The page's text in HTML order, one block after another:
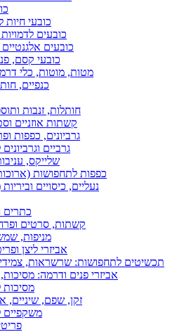
כובעי
כובעים
כובעים
כובעי קסם,
מטות, מוטות, כלי
כנפיים,
חותלות, זנבות
קשתות אוזניים
גרביונים, כפפות
גרביים
שלייקס,
כפפות לתחפושות
נעליים, כיסויים
כתרים
קשתות, סרטים
מניפות,
אביזרי ליצן
תכשיטים לתחפושות: שרשראות,
אביזרי פנים ודרמה:
זקן, שפם, שיניים,